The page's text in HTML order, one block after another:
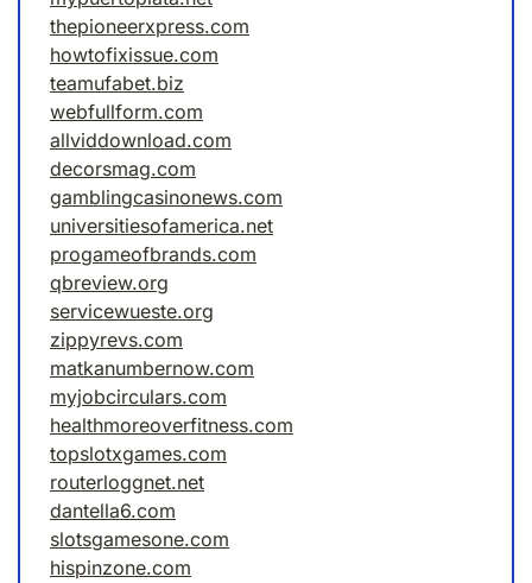
thepioneerxpress.com
howtofixissue.com
teamufabet.biz
webfullform.com
allviddownload.com
decorsmag.com
gamblingcasinonews.com
universitiesofamerica.net
progameofbrands.com
qbreview.org
servicewueste.org
zippyrevs.com
matkanumbernow.com
myjobcirculars.com
healthmoreoverfitness.com
topslotxgames.com
routerloggnet.net
dantella6.com
slotsgamesone.com
hispinzone.com